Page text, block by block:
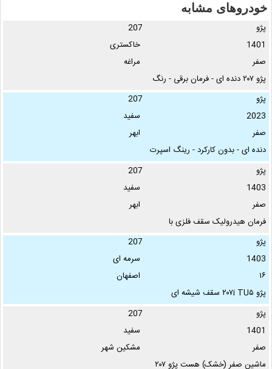
خودروهای مشابه
پژو
207
1401
خاکستری
صفر
مراغه
پژو ۲۰۷ دنده ای - فرمان برقی - رنگ
خاکستری متالیک - مدل ۱۴۰۱ …
پژو
207
2023
سفید
صفر
ابهر
دنده ای - بدون کارکرد - رینگ اسپرت
- دارای ضبط صوت -تخفیف پای
معامله قیمت بازار …
پژو
207
1403
سفید
صفر
ابهر
فرمان هیدرولیک سقف فلزی با
استاندارد ۸۵ گانه تحویل مرداد …
پژو
207
1403
سرمه ای
۱۶
اصفهان
پژو ۲۰۷i TU۵ سقف شیشه ای
ارتقایافته دنده ای تحویل شهریور
۱۴۰۳ رنگ آبی متالیک …
پژو
207
1401
سفید
صفر
مشکین شهر
ماشین صفر (خشک) هست پژو ۲۰۷